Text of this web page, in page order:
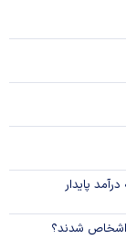
پایدار
اشخاص شدند؟